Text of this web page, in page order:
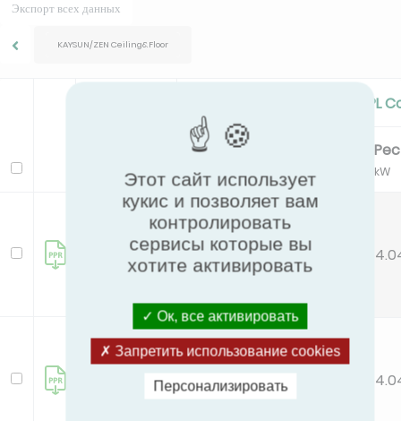
Экспорт всех данных
KAYSUN/ZEN Ceiling&Floor
Модель
Standard Cooling/Cooling PL
Pc
kW kW
KUE-105
DTR13/KPC-
105 DR14
10.5 2.6
KUE-105
DVR13/KPC-
10.5 2.6
Этот сайт использует
кукис и позволяет вам
контролировать
сервисы которые вы
хотите активировать
Ок, все активировать
Запретить использование cookies
Персонализировать